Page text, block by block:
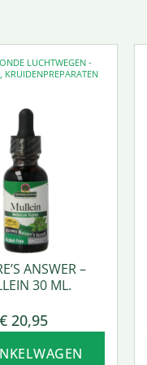
LUCHTWEGEN -
, KRUIDENPREPARATEN
ANSWER –
30 ML.
€20,95